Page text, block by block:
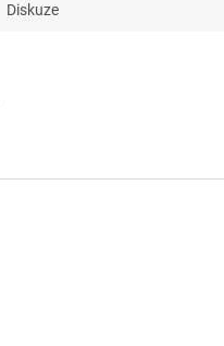
Diskuze